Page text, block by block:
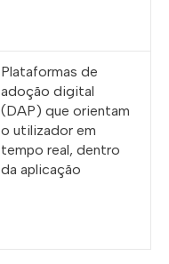
Plataformas de
adoção digital
(DAP) que orientam
o utilizador em
tempo real, dentro
da aplicação